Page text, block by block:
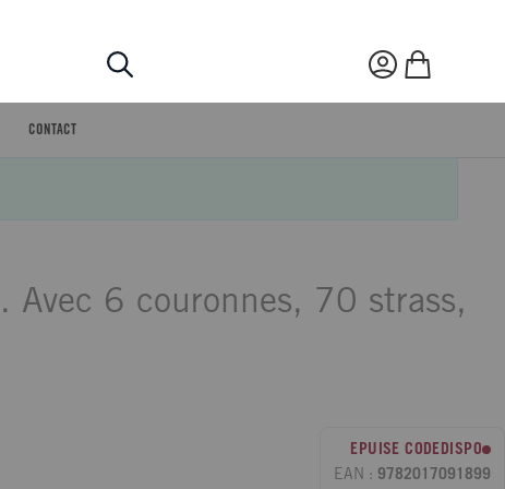
Rechercher
Mon compte
Mon panier
CONTACT
Avec 6 couronnes, 70 strass,
EPUISE CODEDISPO
EAN : 9782017091899